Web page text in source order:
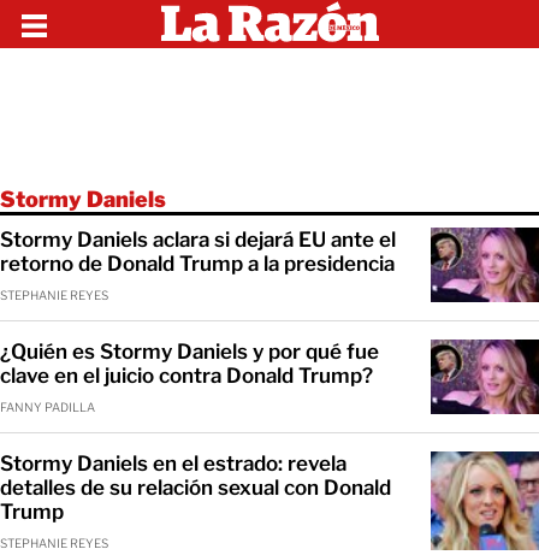
Stormy Daniels
Stormy Daniels aclara si dejará EU ante el
retorno de Donald Trump a la presidencia
STEPHANIE REYES
¿Quién es Stormy Daniels y por qué fue
clave en el juicio contra Donald Trump?
FANNY PADILLA
Stormy Daniels en el estrado: revela
detalles de su relación sexual con Donald
Trump
STEPHANIE REYES